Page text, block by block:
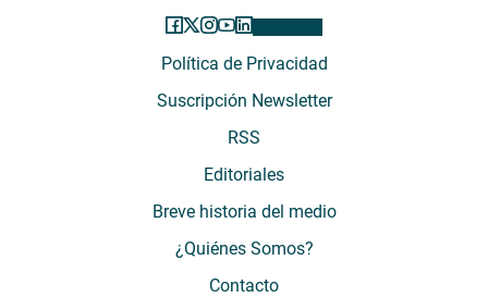
Política de Privacidad
Suscripción Newsletter
RSS
Editoriales
Breve historia del medio
¿Quiénes Somos?
Contacto